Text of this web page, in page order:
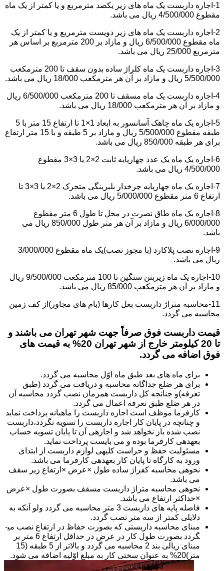
1-اجاره داربست یک ماه های زیر یکصد مترمربع و یا کمتر از یک ماه
مقطوع 4/500/000 ریال می باشد.
2-اجاره داربست یک ماه های زیر دویست مترمربع و یا کمتر از یک
ماه مقطوع 6/500/000 ریال و مازاد بر 200 مترمربع بر اساس هر
مترمربع 25/000 ریال می باشد.
3-اجاره داربست یک ماه کلراژ ساده بدون سقف تا 200 مترمکعب
5/500/000 ریال و مازاد بر آن هر مترمکعب 18/000 ریال می باشد.
4-اجاره داربست یک ماه مسقف تا 200 مترمکعب 6/500/000 ریال
و مازاد بر آن هر مترمکعب 18/000 ریال می باشد.
5-اجاره یک ماه چاهک آسانسور به ابعاد 1×1 تا ارتفاع 15 متر با 5
طبقه مقطوع 5/500/000 ریال و مازاد بر 5 طبقه و با 15 متر ارتفاع
برای هر طبقه 850/000 ریال می باشد.
6-اجاره یک ماه یک عدد چهارپایه ثابت 2×2 یا 3×3 مقطوع
4/500/000 ریال می باشد.
7-اجاره یک ماه چهارپایه چرخدار بلبرینگی متحرک 2×2 یا 3×3 تا
ارتفاع 6 متر مقطوع 5/000/000 ریال می باشد.
8-اجاره یک ماه طاق نصرت در محل تا طول 6 متر مقطوع
6/000/000 ریال و مازاد بر آن هر متر طول 850/000 ریال می
باشد.
9-اجاره نصب پلاکارد (با مجوز نصب)یک ماه مقطوع 3/000/000
ریال می باشد.
10-اجاره یک ماه زیربتن سنگین تا 100 مترمکعب 9/500/000 ریال
و مازاد بر آن هر مترمکعب 85/000 ریال می باشد.
11-محاسبه متراژ داربست بغل کارها (بام های مجاور)از کف زمین
محاسبه می گردد.
قیمت داربست فوق صرفاً جهت شهر تهران می باشند و
تا 20 کیلومتر خارج از شهر تهران 20% به قیمت های
فوق اضافه می گردد.
برای ماه های بعد طبق ماه اوّل محاسبه می گردد.
برای هر ضلع جداگانه محاسبه و دریافت می گردد (طبق
تعرفه)و چنانچه کل داربست همزمان نصب گردد محاسبه آن
در هر ضلع طبق تعرفه اعمال می گردد.
کارفرما موظف است اجاره داربست را ماهیانه پرداخت نماید
و چنانچه در پایان کار اجاره داربست را تسویه نگردد،داربست
نصب شده باز نخواهد شد و اجاره­ی آن تا پایان تسویه حساب
بعهده­ی کارفرما بوده و می بایست پرداخت نماید.
مسئولیت حفظ و حراست کلیه­ی لوازم داربست از ابتدای
ورود به کارگاه تا پایان کار بعهده­ی کارفرما می باشد.
نحوه­ی محاسبه کفراژ ساده طول ×عرض ×ارتفاع زیر سقف
می باشد.
نحوه­ی محاسبه متراژ داربست مسقف بصورت طول ×عرض
×حداکثر ارتفاع می باشد.
فاصله پایه های داربست 3 متر محاسبه می گردد ولو آنکه به
دلایلی کمتر از سه متر نصب گردد.
مبنای محاسبه داربستی که بصورت حفاظ در ارتفاع نصب می­
گردد بصورت طول کار در عرض در حداقل ارتفاع 6 متر بر
مبنای ریالی بند 2 محاسبه می گردد و بالاتر از 5 طبقه (15
متر)20% به عنوان سختی کار به مبلغ اوّلیه اضافه می شود.